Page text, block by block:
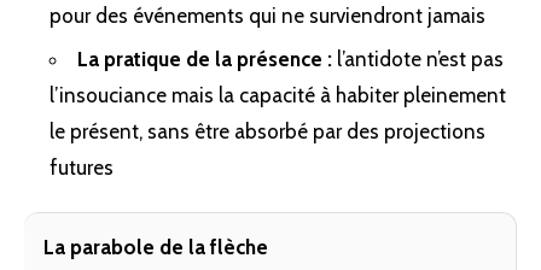
pour des événements qui ne surviendront jamais
La pratique de la présence : l’antidote n’est pas
l’insouciance mais la capacité à habiter pleinement
le présent, sans être absorbé par des projections
futures
La parabole de la flèche